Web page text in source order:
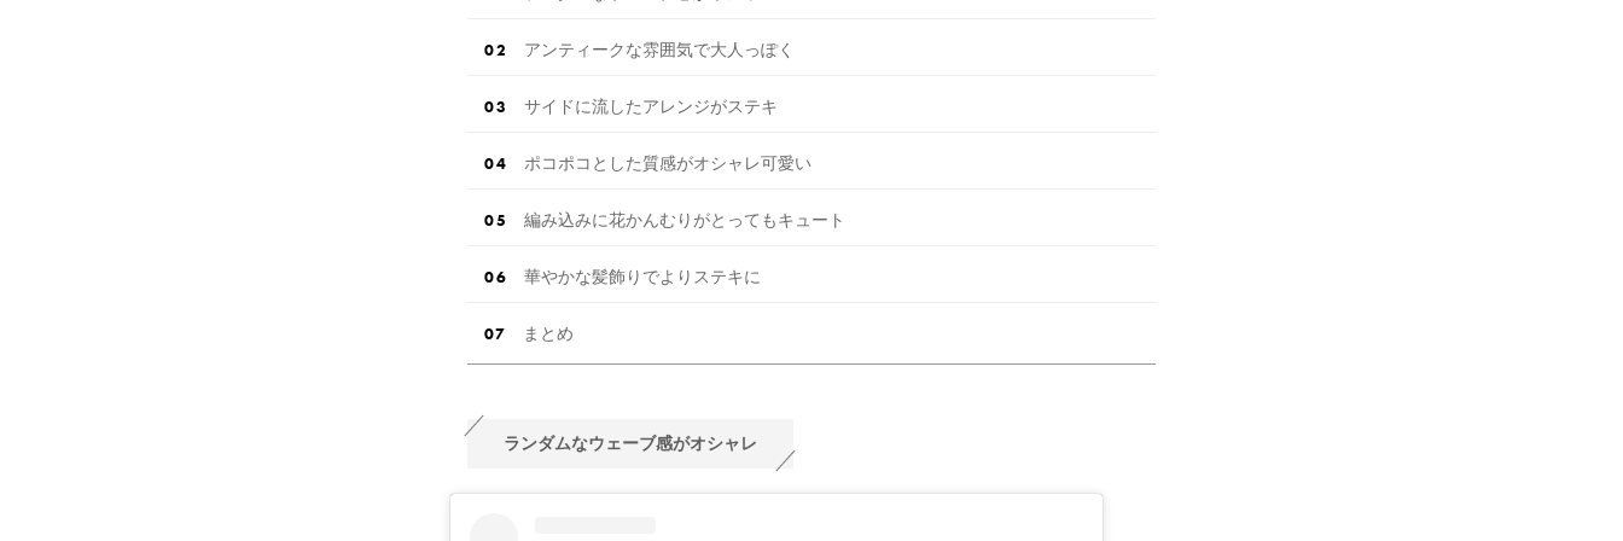
アンティークな雰囲気で大人っぽく
サイドに流したアレンジがステキ
ポコポコとした質感がオシャレ可愛い
編み込みに花かんむりがとってもキュート
華やかな髪飾りでよりステキに
まとめ
ランダムなウェーブ感がオシャレ